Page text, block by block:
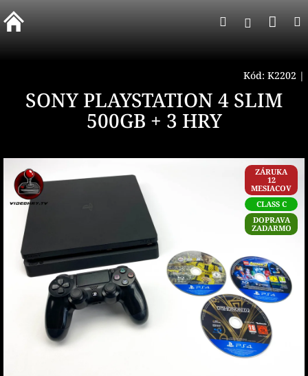
na
obsah
Hľadať
Kód: K2202 |
SONY PLAYSTATION 4 SLIM
500GB + 3 HRY
ZÁRUKA
12
MESIACOV
CLASS C
DOPRAVA
ZADARMO